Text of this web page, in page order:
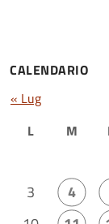
CALENDARIO
L M
3
4
« Lug